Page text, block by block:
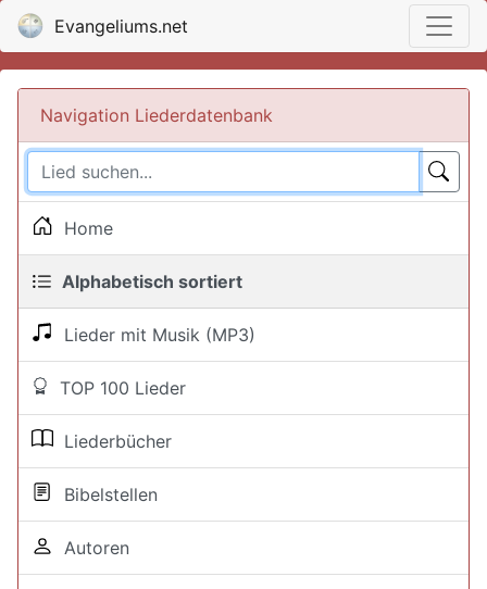
Evangeliums.net
Navigation Liederdatenbank
Home
Alphabetisch sortiert
Lieder mit Musik (MP3)
TOP 100 Lieder
Liederbücher
Bibelstellen
Autoren